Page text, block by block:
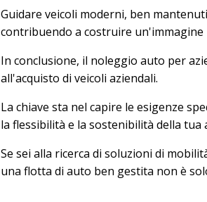
Guidare veicoli moderni, ben
contribuendo a costruire un'immagine
In conclusione, il noleggio auto per
all'acquisto di veicoli aziendali.
La chiave sta nel capire le esigenze
la flessibilità e la sostenibilità della tua
Se sei alla ricerca di soluzioni di
una flotta di auto ben gestita non è